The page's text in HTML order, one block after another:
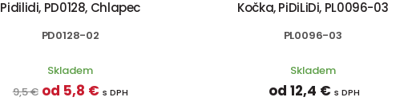
Pidilidi, PD0128, Chlapec
PD0128-02
Skladem
9,5 € od 5,8 € s DPH
Kočka, PiDiLiDi, PL0096-03
PL0096-03
Skladem
od 12,4 € s DPH